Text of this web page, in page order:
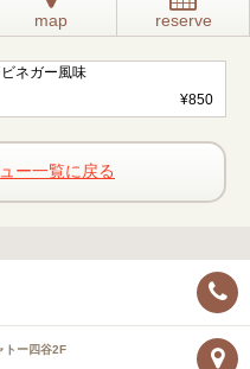
map reserve
ネガー風味
¥850
ー一覧に戻る
トー四谷2F